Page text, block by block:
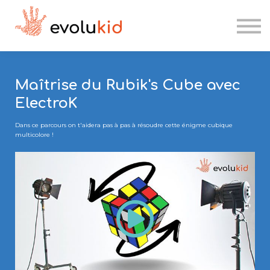
Etablissements scolaires
Maîtrise du Rubik's Cube avec
ElectroK
Dans ce parcours on t'aidera pas à pas à résoudre cette énigme cubique
multicolore !